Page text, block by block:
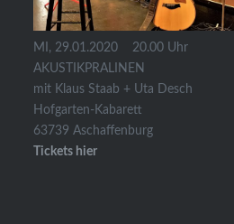
MI, 29.01.2020 20.00 Uhr
AKUSTIKPRALINEN
mit Klaus Staab + Uta Desch
Hofgarten-Kabarett
63739 Aschaffenburg
Tickets hier